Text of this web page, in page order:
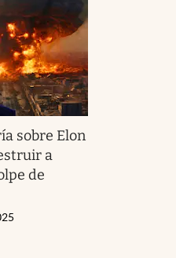
sobre Elon
a
de